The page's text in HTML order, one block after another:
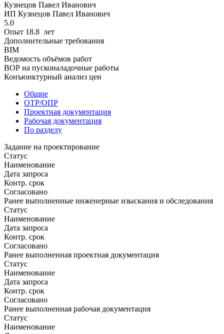
Кузнецов Павел Иванович
ИП Кузнецов Павел Иванович
5.0
Опыт 18.8 лет
Дополнительные требования
BIM
Ведомость объёмов работ
ВОР на пусконаладочные работы
Конъюнктурный анализ цен
Общие
ОТР/ОПР
Проектная документация
Рабочая документация
По разделу
Задание на проектирование
Статус
Наименование
Дата запроса
Контр. срок
Согласовано
Ранее выполненные инженерные изыскания и обследования
Статус
Наименование
Дата запроса
Контр. срок
Согласовано
Ранее выполненная проектная документация
Статус
Наименование
Дата запроса
Контр. срок
Согласовано
Ранее выполненная рабочая документация
Статус
Наименование